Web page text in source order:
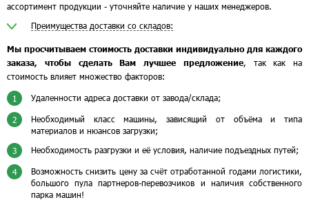
ассортимент продукции - уточняйте наличие у наших менеджеров.
Преимущества доставки со складов:
Мы просчитываем стоимость доставки индивидуально для каждого
заказа, чтобы сделать Вам лучшее предложение, так как на
стоимость влияет множество факторов:
1 Удаленности адреса доставки от завода/склада;
2
Необходимый класс машины, зависящий от объёма и типа
материалов и нюансов загрузки;
3 Необходимость разгрузки и её условия, наличие подъездных путей;
4
Возможность снизить цену за счёт отработанной годами логистики,
большого пула партнеров-перевозчиков и наличия собственного
парка машин!